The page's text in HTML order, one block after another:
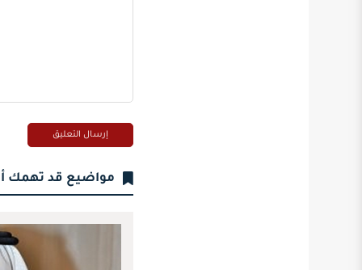
مواضيع قد تهمك